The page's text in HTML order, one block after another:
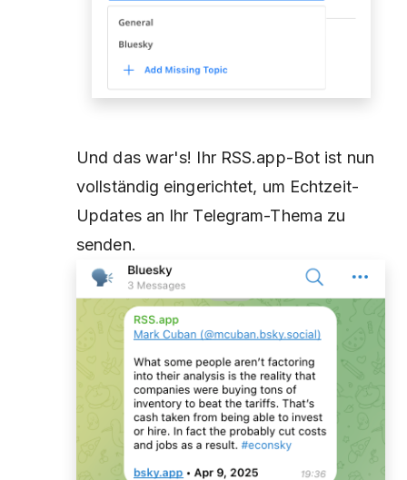
Und das war's! Ihr RSS.app-Bot ist nun
vollständig eingerichtet, um Echtzeit-
Updates an Ihr Telegram-Thema zu
senden.